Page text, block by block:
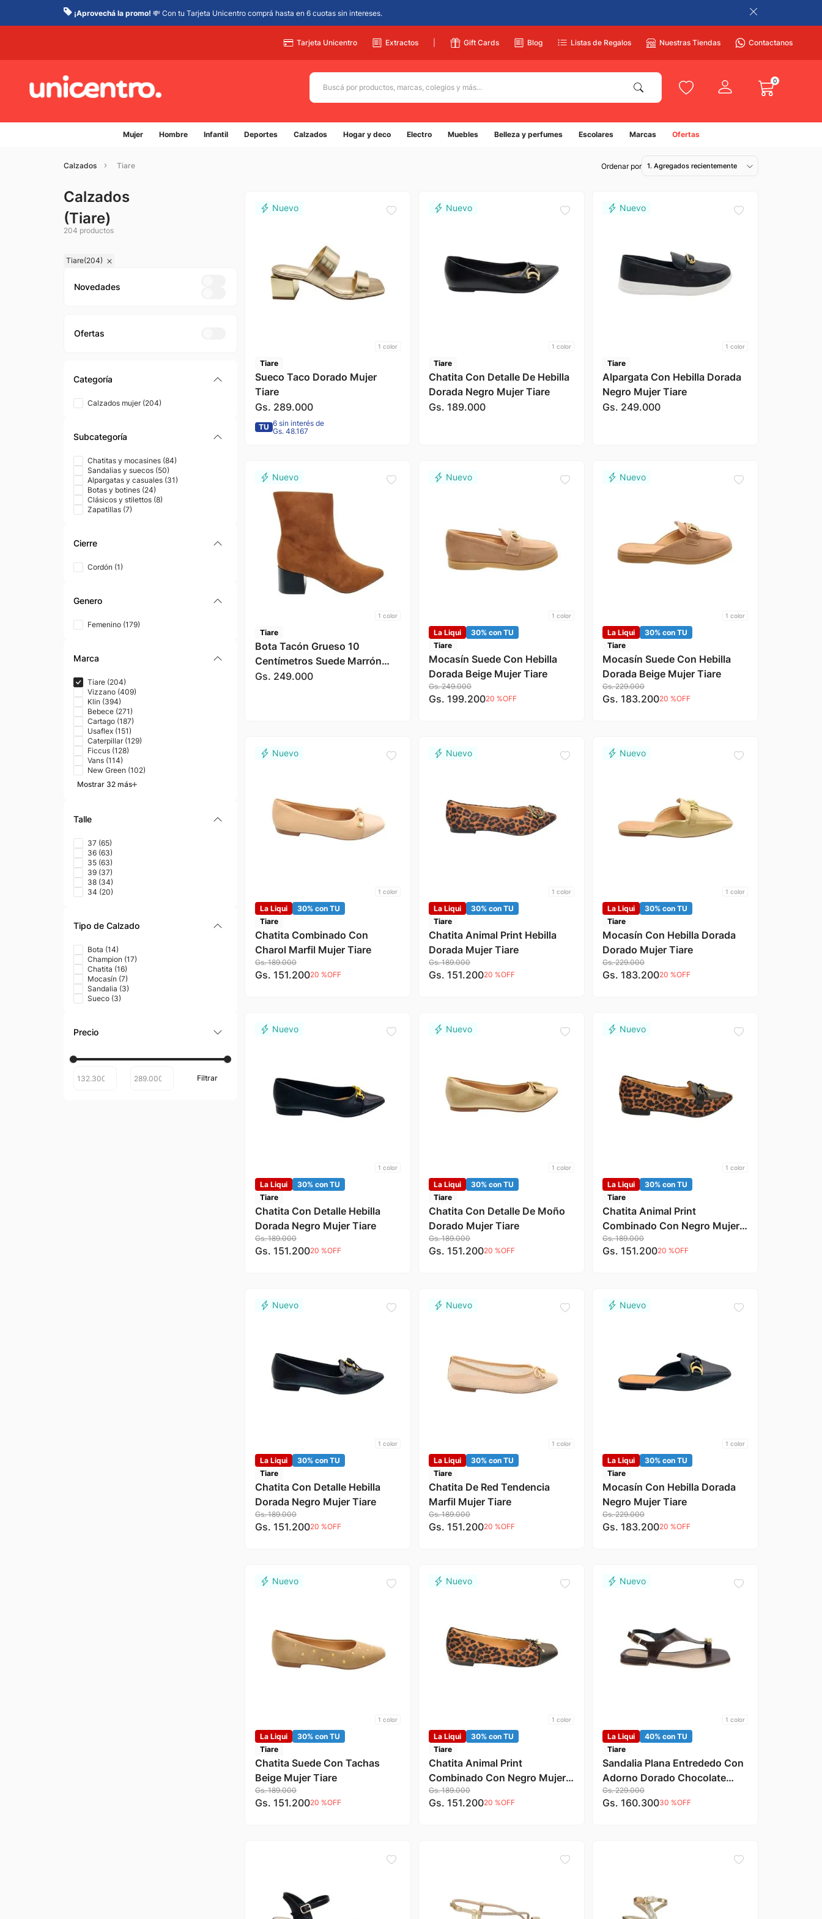
¡Aprovechá la promo! 💸 Con tu Tarjeta Unicentro comprá hasta en 6 cuotas sin intereses.
Tarjeta Unicentro Extractos Gift Cards Blog Listas de Regalos Nuestras Tiendas Contactanos
Buscá por productos, marcas, colegios y más...
Términos más buscados
4. caterpillar
0
Mujer Hombre Infantil Deportes Calzados Hogar y deco Electro Muebles Belleza y perfumes Escolares Marcas Ofertas
Calzados Tiare 1. Agregados recientemente
Calzados
(Tiare)
204 productos
Tiare(204)
Categoría
Calzados mujer (204)
Subcategoría
Chatitas y mocasines (84)
Sandalias y suecos (50)
Alpargatas y casuales (31 )
Botas y botines (24)
Clásicos y stilettos (8)
Zapatillas (7)
Cierre
Cordón (1 )
Genero
Femenino (179)
Marca
Tiare (204)
Vizzano (409)
Klin (394)
Bebece (271 )
Cartago (187)
Usaflex (151 )
Caterpillar (129)
Ficcus (128)
Vans (114)
New Green (102)
Mostrar 32 más
Novedades
Talle
37 (65)
36 (63)
35 (63)
39 (37)
38 (34)
34 (20)
Tipo de Calzado
Bota (14)
Champion (17)
Chatita (16)
Mocasín (7)
Sandalia (3)
Sueco (3)
1 color
Tiare
Sueco Taco Dorado Mujer
Tiare
Gs. 289.000
TU 6 sin interés de
Gs. 48.167
1 color
Tiare
Chatita Con Detalle De Hebilla
Dorada Negro Mujer Tiare
Gs. 189.000
1 color
Tiare
Alpargata Con Hebilla Dorada
Negro Mujer Tiare
Gs. 249.000
1 color
Tiare
Bota Tacón Grueso 10
Centímetros Suede Marrón
Mujer Tiare
Gs. 249.000
1 color
La Liqui
30% con TU
Tiare
Mocasín Suede Con Hebilla
Dorada Beige Mujer Tiare
Gs. 249.000
Gs. 199.20020 %OFF
1 color
La Liqui
30% con TU
Tiare
Mocasín Suede Con Hebilla
Dorada Beige Mujer Tiare
Gs. 229.000
Gs. 183.20020 %OFF
1 color
La Liqui
30% con TU
Tiare
Chatita Combinado Con
Charol Marfil Mujer Tiare
Gs. 189.000
Gs. 151.20020 %OFF
1 color
La Liqui
30% con TU
Tiare
Chatita Animal Print Hebilla
Dorada Mujer Tiare
Gs. 189.000
Gs. 151.20020 %OFF
1 color
La Liqui
30% con TU
Tiare
Mocasín Con Hebilla Dorada
Dorado Mujer Tiare
Gs. 229.000
Gs. 183.20020 %OFF
1 color
La Liqui
30% con TU
Tiare
Chatita Con Detalle Hebilla
Dorada Negro Mujer Tiare
Gs. 189.000
Gs. 151.20020 %OFF
1 color
La Liqui
30% con TU
Tiare
Chatita Con Detalle De Moño
Dorado Mujer Tiare
Gs. 189.000
Gs. 151.20020 %OFF
1 color
La Liqui
30% con TU
Tiare
Chatita Animal Print
Combinado Con Negro Mujer
Tiare
Gs. 189.000
Gs. 151.20020 %OFF
1 color
La Liqui
30% con TU
Tiare
Chatita Con Detalle Hebilla
Dorada Negro Mujer Tiare
Gs. 189.000
Gs. 151.20020 %OFF
1 color
La Liqui
30% con TU
Tiare
Chatita De Red Tendencia
Marfil Mujer Tiare
Gs. 189.000
Gs. 151.20020 %OFF
1 color
La Liqui
30% con TU
Tiare
Mocasín Con Hebilla Dorada
Negro Mujer Tiare
Gs. 229.000
Gs. 183.20020 %OFF
1 color
La Liqui
30% con TU
Tiare
Chatita Suede Con Tachas
Beige Mujer Tiare
Gs. 189.000
Gs. 151.20020 %OFF
1 color
La Liqui
30% con TU
Tiare
Chatita Animal Print
Combinado Con Negro Mujer
Tiare
Gs. 189.000
Gs. 151.20020 %OFF
1 color
La Liqui
40% con TU
Tiare
Sandalia Plana Entrededo Con
Adorno Dorado Chocolate
Mujer Tiare
Gs. 229.000
Gs. 160.30030 %OFF